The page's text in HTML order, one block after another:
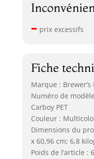
– prix excessifs
Fiche
Marque : Brewer’s
Numéro de
Carboy PET
Couleur :
Dimensions du
x 60,96 cm; 6,8
Poids de l’article :